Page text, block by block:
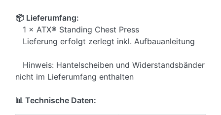
📦 Lieferumfang:
1 × ATX® Standing Chest Press
Lieferung erfolgt zerlegt inkl. Aufbauanleitung
Hinweis: Hantelscheiben und Widerstandsbänder
nicht im Lieferumfang enthalten
📊 Technische Daten: